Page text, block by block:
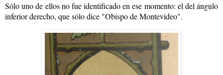
Sólo uno de ellos no fue identificado en ese momento: el del ángulo
inferior derecho, que sólo dice "Obispo de Montevideo".